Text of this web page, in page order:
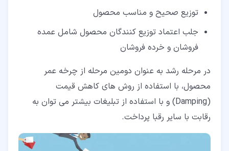
توزیع صحیح و مناسب محصول
جلب اعتماد توزیع کنندگان محصول شامل عمده
فروشان و خرده فروشان
در مرحله رشد به عنوان دومین مرحله از چرخه عمر
محصول، با استفاده از روش ­های کاهش قیمت
(Damping) و با استفاده از تبلیغات بیشتر می ­توان به
رقابت با سایر رقبا پرداخت.